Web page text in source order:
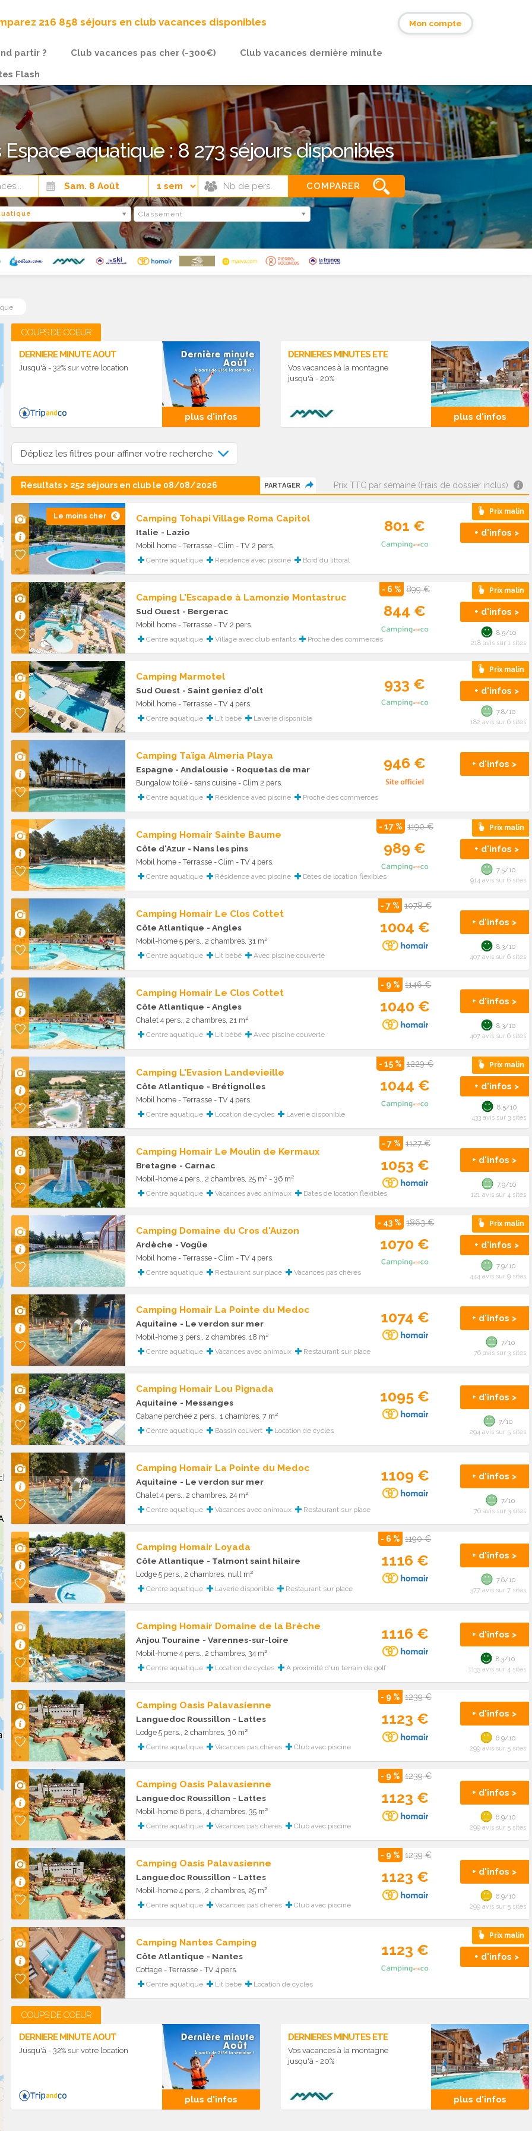
216 858 séjours en club vacances disponibles Mon compte
partir ? Club vacances pas cher (-300€)
Club vacances dernière minute
Flash
aquatique : 8 273 séjours disponibles
COMPARER
Classement
COUPS DE COEUR
DERNIERE MINUTE AOUT
Jusqu'à - 32% sur votre location
plus d'infos
DERNIERES MINUTES ETE
Vos vacances à la montagne
jusqu'à - 20%
plus d'infos
Dépliez les filtres pour affiner votre recherche
Résultats > 252 séjours en club le 08/08/2026 PARTAGER Prix TTC par semaine (Frais de dossier inclus)
Le moins cher Camping Tohapi Village Roma Capitol
Italie - Lazio
Mobil home - Terrasse - Clim - TV 2 pers.
Centre aquatique Résidence avec piscine Bord du littoral
801 €
Prix malin
+ d'infos >
Camping L'Escapade à Lamonzie Montastruc
Sud Ouest - Bergerac
Mobil home - Terrasse - TV 2 pers.
Centre aquatique Village avec club enfants Proche des commerces
- 6 % 899 €
844 €
Prix malin
+ d'infos >
8.5/10
218 avis sur 1 sites
Camping Marmotel
Sud Ouest - Saint geniez d'olt
Mobil home - Terrasse - TV 4 pers.
Centre aquatique Lit bébé Laverie disponible
933 €
Prix malin
+ d'infos >
7.8/10
182 avis sur 6 sites
Camping Taïga Almeria Playa
Espagne - Andalousie - Roquetas de mar
Bungalow toilé - sans cuisine - Clim 2 pers.
Centre aquatique Résidence avec piscine Proche des commerces
946 € + d'infos >
Camping Homair Sainte Baume
Côte d'Azur - Nans les pins
Mobil home - Terrasse - Clim - TV 4 pers.
Centre aquatique Résidence avec piscine Dates de location flexibles
- 17 % 1190 €
989 €
Prix malin
+ d'infos >
7.5/10
914 avis sur 6 sites
Camping Homair Le Clos Cottet
Côte Atlantique - Angles
Mobil-home 5 pers., 2 chambres, 31 m²
Centre aquatique Lit bébé Avec piscine couverte
- 7 % 1078 €
1004 € + d'infos >
8.3/10
407 avis sur 6 sites
Camping Homair Le Clos Cottet
Côte Atlantique - Angles
Chalet 4 pers., 2 chambres, 21 m²
Centre aquatique Lit bébé Avec piscine couverte
- 9 % 1146 €
1040 € + d'infos >
8.3/10
407 avis sur 6 sites
Camping L'Evasion Landevieille
Côte Atlantique - Brétignolles
Mobil home - Terrasse - TV 4 pers.
Centre aquatique Location de cycles Laverie disponible
- 15 % 1229 €
1044 €
Prix malin
+ d'infos >
8.5/10
433 avis sur 3 sites
Camping Homair Le Moulin de Kermaux
Bretagne - Carnac
Mobil-home 4 pers., 2 chambres, 25 m² - 36 m²
Centre aquatique Vacances avec animaux Dates de location flexibles
- 7 % 1127 €
1053 € + d'infos >
7.9/10
121 avis sur 4 sites
Camping Domaine du Cros d'Auzon
Ardèche - Vogüe
Mobil home - Terrasse - Clim - TV 4 pers.
Centre aquatique Restaurant sur place Vacances pas chères
- 43 % 1863 €
1070 €
Prix malin
+ d'infos >
7.9/10
444 avis sur 9 sites
Camping Homair La Pointe du Medoc
Aquitaine - Le verdon sur mer
Mobil-home 3 pers., 2 chambres, 18 m²
Centre aquatique Vacances avec animaux Restaurant sur place
1074 € + d'infos >
7/10
76 avis sur 3 sites
Camping Homair Lou Pignada
Aquitaine - Messanges
Cabane perchée 2 pers., 1 chambres, 7 m²
Centre aquatique Bassin couvert Location de cycles
1095 € + d'infos >
7/10
294 avis sur 5 sites
Camping Homair La Pointe du Medoc
Aquitaine - Le verdon sur mer
Chalet 4 pers., 2 chambres, 24 m²
Centre aquatique Vacances avec animaux Restaurant sur place
1109 € + d'infos >
7/10
76 avis sur 3 sites
Camping Homair Loyada
Côte Atlantique - Talmont saint hilaire
Lodge 5 pers., 2 chambres, null m²
Centre aquatique Laverie disponible Restaurant sur place
- 6 % 1190 €
1116 € + d'infos >
7.6/10
377 avis sur 7 sites
Camping Homair Domaine de la Brèche
Anjou Touraine - Varennes-sur-loire
Mobil-home 4 pers., 2 chambres, 34 m²
Centre aquatique Location de cycles A proximité d'un terrain de golf
1116 € + d'infos >
8.3/10
1133 avis sur 4 sites
Camping Oasis Palavasienne
Languedoc Roussillon - Lattes
Lodge 5 pers., 2 chambres, 30 m²
Centre aquatique Vacances pas chères Club avec piscine
- 9 % 1239 €
1123 € + d'infos >
6.9/10
299 avis sur 5 sites
Camping Oasis Palavasienne
Languedoc Roussillon - Lattes
Mobil-home 6 pers., 4 chambres, 35 m²
Centre aquatique Vacances pas chères Club avec piscine
- 9 % 1239 €
1123 € + d'infos >
6.9/10
299 avis sur 5 sites
Camping Oasis Palavasienne
Languedoc Roussillon - Lattes
Mobil-home 4 pers., 2 chambres, 25 m²
Centre aquatique Vacances pas chères Club avec piscine
- 9 % 1239 €
1123 € + d'infos >
6.9/10
299 avis sur 5 sites
Camping Nantes Camping
Côte Atlantique - Nantes
Cottage - Terrasse - TV 4 pers.
Centre aquatique Lit bébé Location de cycles
1123 €
Prix malin
+ d'infos >
COUPS DE COEUR
DERNIERE MINUTE AOUT
Jusqu'à - 32% sur votre location
plus d'infos
DERNIERES MINUTES ETE
Vos vacances à la montagne
jusqu'à - 20%
plus d'infos